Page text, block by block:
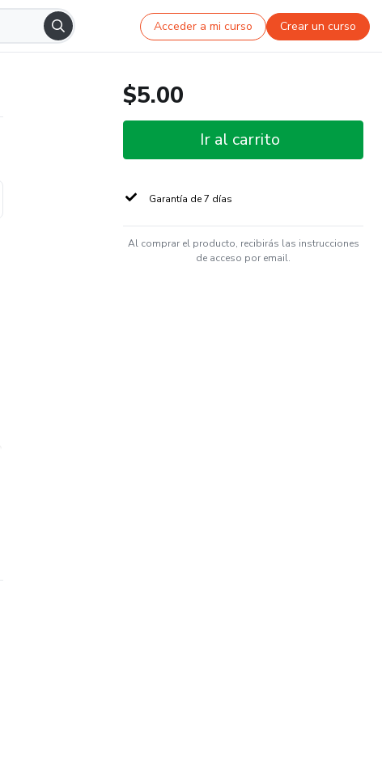
Acceder a mi curso Crear un curso
$5.00
Ir al carrito
Garantía de 7 días
Al comprar el producto, recibirás las instrucciones
de acceso por email.